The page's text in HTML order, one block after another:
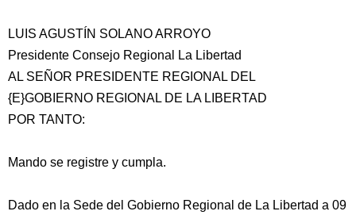
LUIS AGUSTÍN SOLANO ARROYO
Presidente Consejo Regional La Libertad
AL SEÑOR PRESIDENTE REGIONAL DEL
{E}GOBIERNO REGIONAL DE LA LIBERTAD
POR TANTO:
Mando se registre y cumpla.
Dado en la Sede del Gobierno Regional de La Libertad a 09